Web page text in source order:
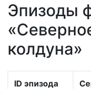
Эпизоды
колдуна»
ID эпизода